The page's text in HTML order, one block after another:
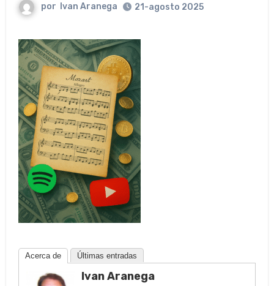
por Ivan Aranega 21-agosto 2025
Acerca de Últimas entradas
Ivan Aranega